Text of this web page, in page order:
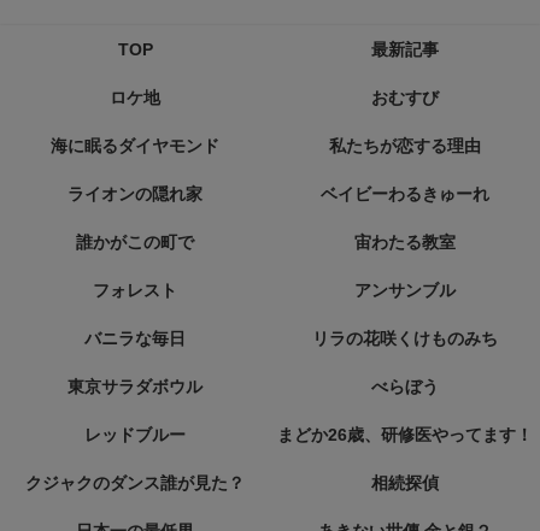
TOP 最新記事
ロケ地 おむすび
海に眠るダイヤモンド 私たちが恋する理由
ライオンの隠れ家 ベイビーわるきゅーれ
誰かがこの町で 宙わたる教室
フォレスト アンサンブル
バニラな毎日 リラの花咲くけものみち
東京サラダボウル べらぼう
レッドブルー まどか26歳、研修医やってます！
クジャクのダンス誰が見た？ 相続探偵